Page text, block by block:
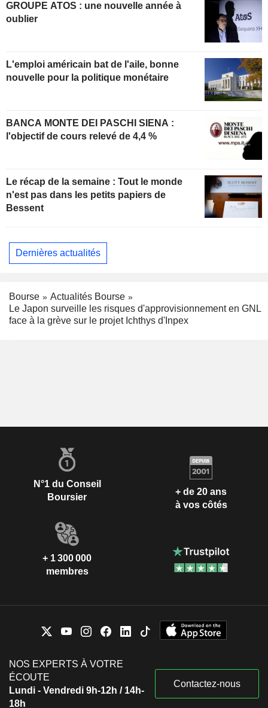
GROUPE ATOS : une nouvelle année à
oublier
L'emploi américain bat de l'aile, bonne
nouvelle pour la politique monétaire
BANCA MONTE DEI PASCHI SIENA :
l'objectif de cours relevé de 4,4 %
Le récap de la semaine : Tout le monde
n'est pas dans les petits papiers de
Bessent
Dernières actualités
Bourse
Actualités Bourse
Le Japon surveille les risques d'approvisionnement en GNL
face à la grève sur le projet Ichthys d'Inpex
N°1 du Conseil
Boursier
+ de 20 ans
à vos côtés
+ 1 300 000
membres
NOS EXPERTS À VOTRE
ÉCOUTE
Lundi - Vendredi 9h-12h / 14h-
18h
Contactez-nous